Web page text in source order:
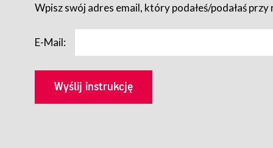
Wpisz swój adres email, który podałeś/podałaś
E-Mail: